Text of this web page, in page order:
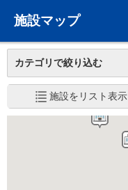
施設マップ
カテゴリで絞り込む
施設をリスト表示